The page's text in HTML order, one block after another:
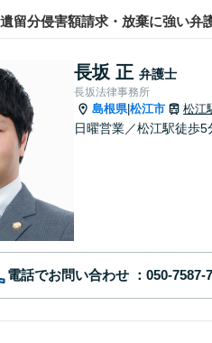
留分侵害額請求・放棄に強い弁
長坂 正 弁護士
長坂法律事務所
島根県|松江市 松江
日曜営業／松江駅徒歩
電話でお問い合わせ